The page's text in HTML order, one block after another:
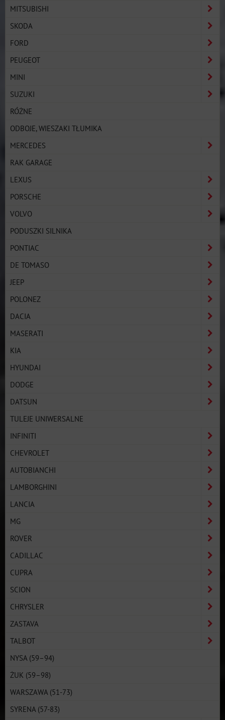
MITSUBISHI
SKODA
FORD
PEUGEOT
MINI
SUZUKI
RÓŻNE
ODBOJE, WIESZAKI TŁUMIKA
MERCEDES
RAK GARAGE
LEXUS
PORSCHE
VOLVO
PODUSZKI SILNIKA
PONTIAC
DE TOMASO
JEEP
POLONEZ
DACIA
MASERATI
KIA
HYUNDAI
DODGE
DATSUN
TULEJE UNIWERSALNE
INFINITI
CHEVROLET
AUTOBIANCHI
LAMBORGHINI
LANCIA
MG
ROVER
CADILLAC
CUPRA
SCION
CHRYSLER
ZASTAVA
TALBOT
NYSA (59–94)
ŻUK (59–98)
WARSZAWA (51-73)
SYRENA (57-83)